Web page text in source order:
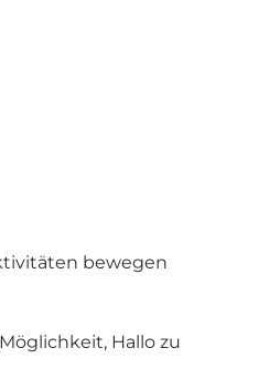
bewegen
Hallo zu